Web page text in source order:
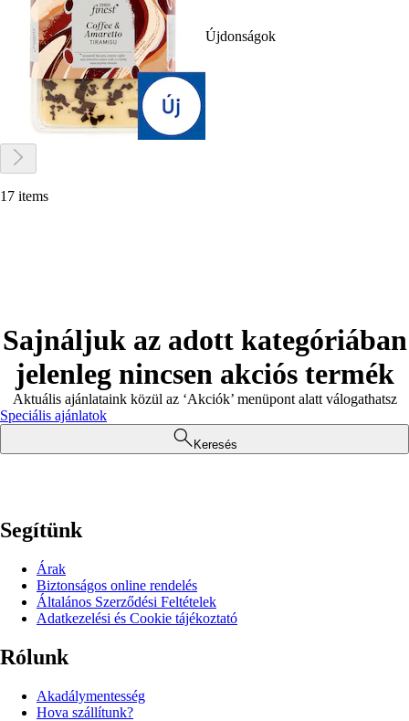
Újdonságok
17 items
Sajnáljuk az adott kategóriában
jelenleg nincsen akciós termék
Aktuális ajánlataink közül az ‘Akciók’ menüpont alatt válogathatsz
Speciális ajánlatok
Keresés
Segítünk
Árak
Biztonságos online rendelés
Általános Szerződési Feltételek
Adatkezelési és Cookie tájékoztató
Rólunk
Akadálymentesség
Hova szállítunk?